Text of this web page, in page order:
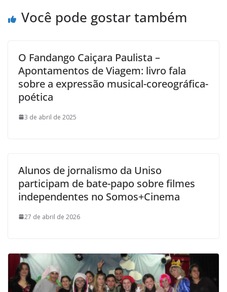
Você pode gostar também
O Fandango Caiçara Paulista –
Apontamentos de Viagem: livro fala
sobre a expressão musical-coreográfica-
poética
3 de abril de 2025
Alunos de jornalismo da Uniso
participam de bate-papo sobre filmes
independentes no Somos+Cinema
27 de abril de 2026